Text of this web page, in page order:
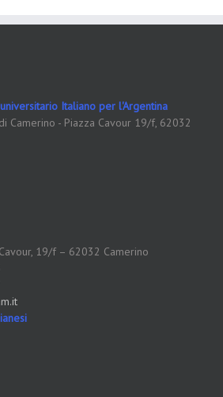
Italiano per l'Argentina
Camerino - Piazza Cavour 19/f, 62032
19/f – 62032 Camerino